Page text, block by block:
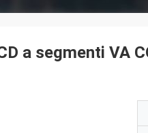
a segmenti VA